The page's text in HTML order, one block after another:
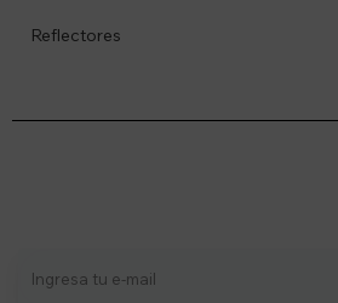
Reflectores